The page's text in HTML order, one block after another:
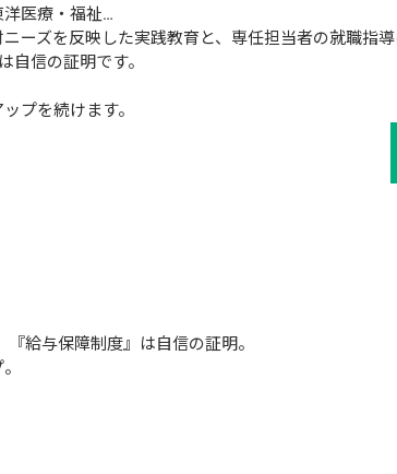
医療・福祉…
ーズを反映した実践教育と、専任担当者の就職指
自信の証明です。
プを続けます。
給与保障制度』は自信の証明。